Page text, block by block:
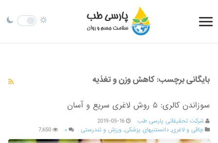
بایگانی برچسب:کاهش وزن و تغذیه
سوزاندن کالری: ۵ روش لاغری سریع و آسان
شرکت تحقیقاتی پارسی طب
2019-05-16
چاقی و لاغری,دانستنیهای پزشکی, ورزش و تندرستی ۰ 7,650